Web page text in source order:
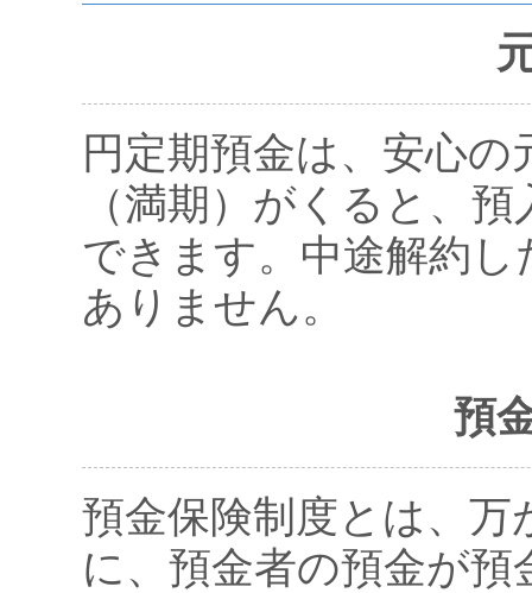
円定期預金は、安心
（満期）がくると、
できます。中途解約
ありません。
預
預金保険制度とは、万
に、預金者の預金が